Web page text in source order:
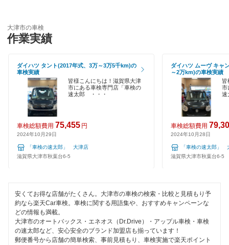
守山市
栗東市
ハイブリッド車OK
EV車OK
120分以内の車検
1日車検
夜間受付
整備保証
上原B-cle車検
モリカワ車検
マッハ車検
出光興産「らくらく安心車検」
エネフリ車検
大津市の車検
作業実績
ダイハツ タント(2017年式、3万～3万5千km)の
車検実績
皆様こんにちは！滋賀県大津
市にある車検専門店「車検の
速太郎 ・・・
車検総額費用 75,455 円
2024年10月29日
「車検の速太郎」 大津店
滋賀県大津市秋葉台6-5
ダイハツ ムーヴ キャ
～2万km)の車検実績
皆
市
速
車検総額費用
2024年10月28日
「車検の速太郎」
滋賀県大津市秋葉台6-5
安くてお得な店舗がたくさん。大津市の車検の検索・比較と見積もり予
約なら楽天Car車検。車検に関する用語集や、おすすめキャンペーンな
どの情報も満載。
大津市のオートバックス・エネオス（Dr.Drive）・アップル車検・車検
の速太郎など、安心安全のブランド加盟店も揃っています！
郵便番号から店舗の簡単検索、事前見積もり、車検実施で楽天ポイント